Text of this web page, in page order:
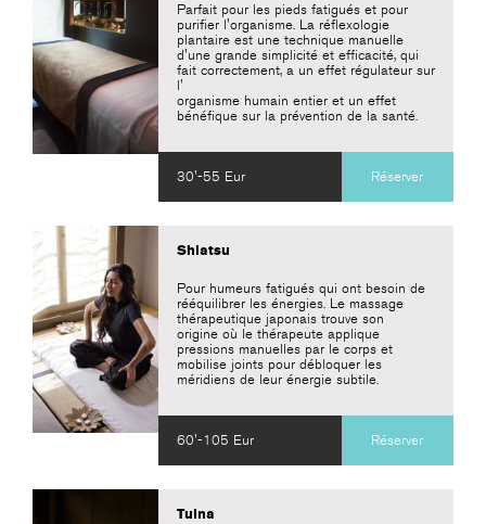
Parfait pour les pieds fatigués et pour
purifier l'organisme. La réflexologie
plantaire est une technique manuelle
d'une grande simplicité et efficacité, qui
fait correctement, a un effet régulateur sur
l'
organisme humain entier et un effet
bénéfique sur la prévention de la santé.
30'-55 Eur Réserver
Shiatsu
Pour humeurs fatigués qui ont besoin de
rééquilibrer les énergies. Le massage
thérapeutique japonais trouve son
origine où le thérapeute applique
pressions manuelles par le corps et
mobilise joints pour débloquer les
méridiens de leur énergie subtile.
60'-105 Eur Réserver
Tuina